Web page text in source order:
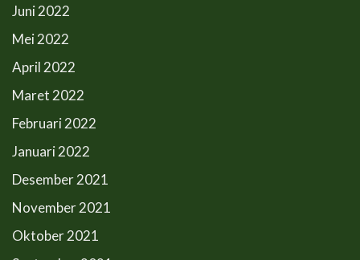
Juni 2022
Mei 2022
April 2022
Maret 2022
Februari 2022
Januari 2022
Desember 2021
November 2021
Oktober 2021